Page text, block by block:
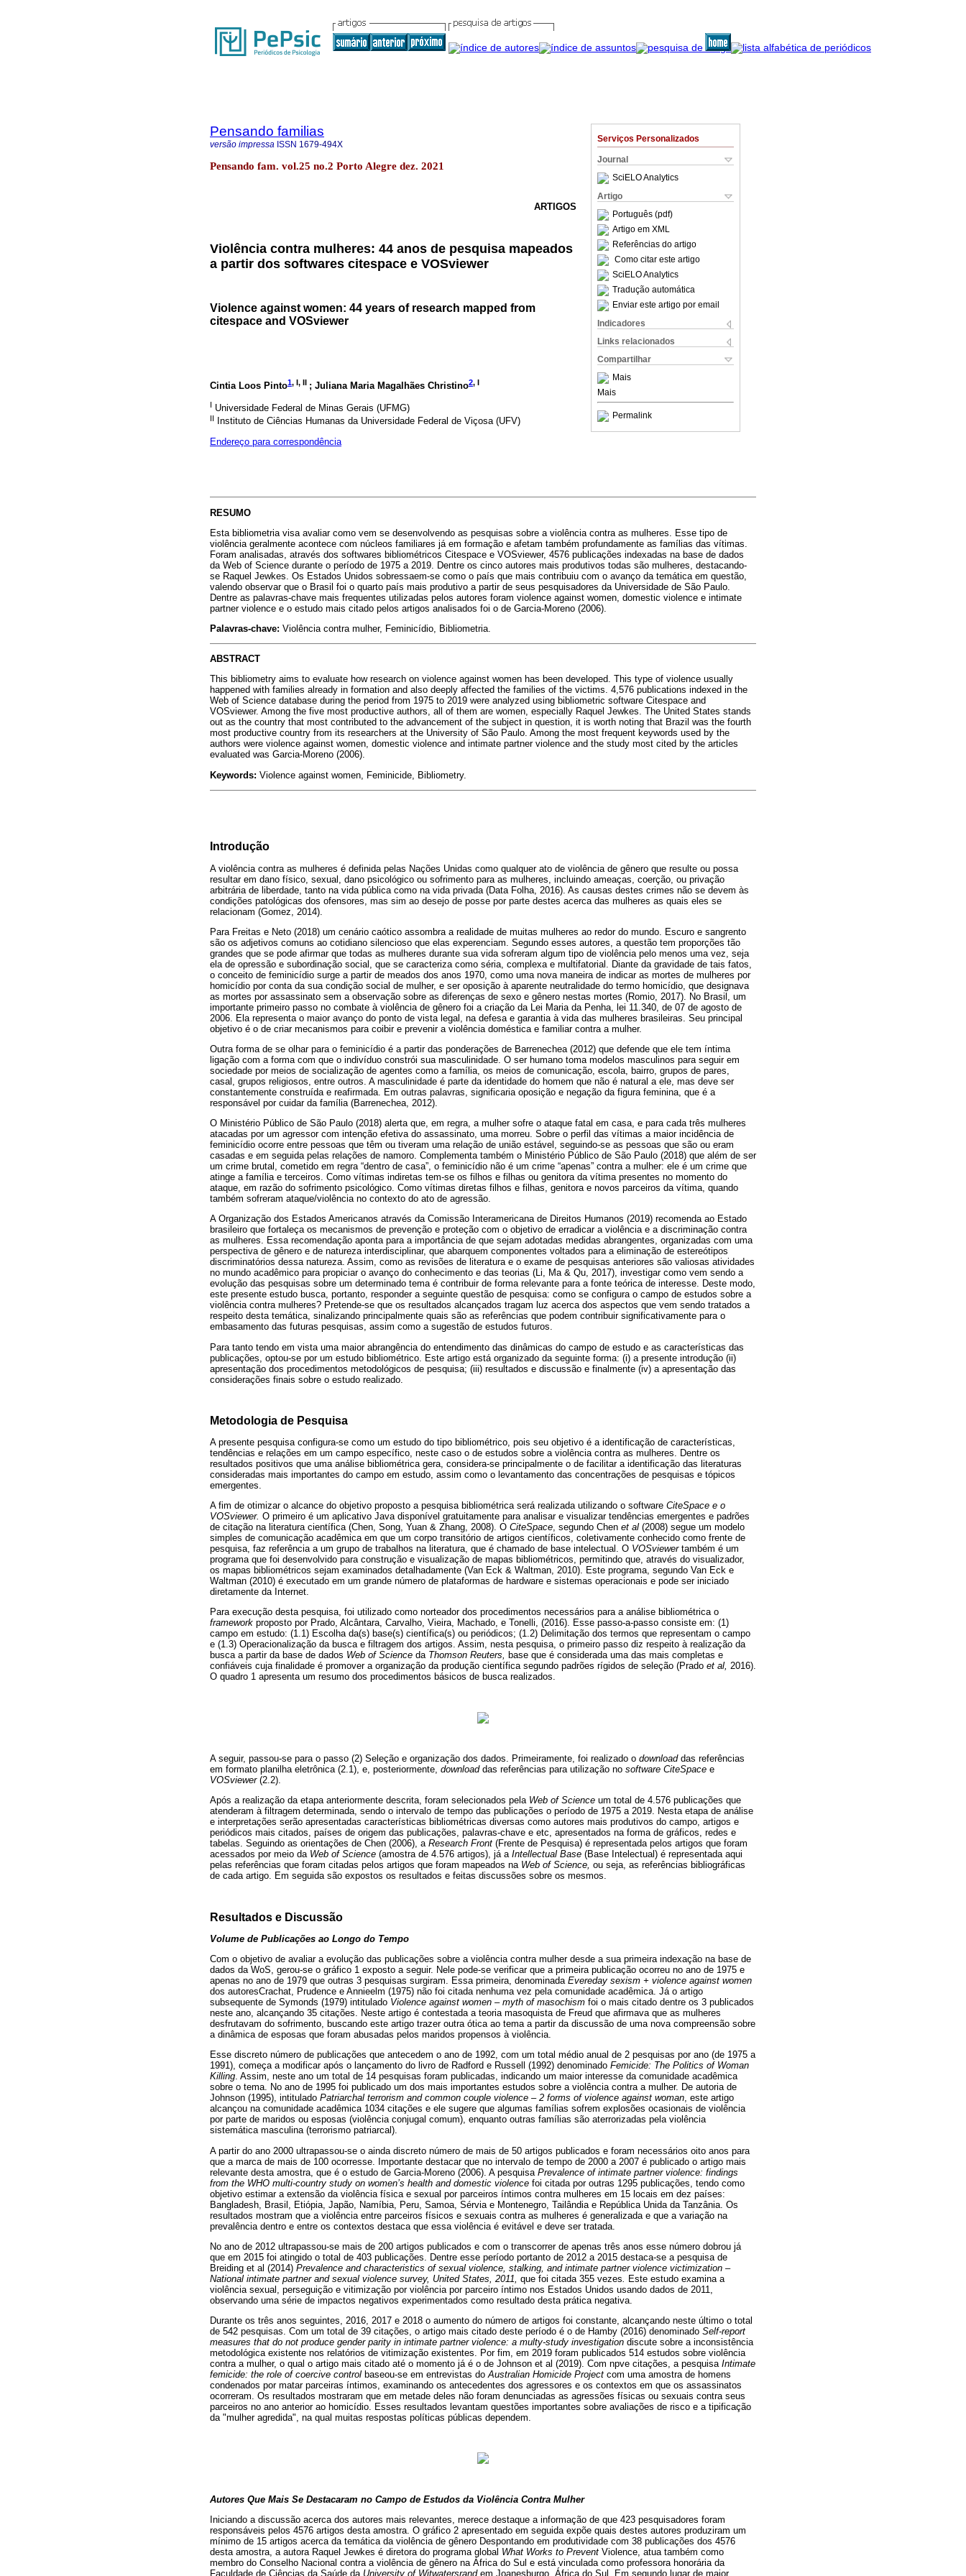
Serviços Personalizados
Journal
SciELO Analytics
Artigo
Português (pdf)
Artigo em XML
Referências do artigo
Como citar este artigo
SciELO Analytics
Tradução automática
Enviar este artigo por email
Indicadores
Links relacionados
Compartilhar
Mais
Mais
Permalink
Pensando familias
versão impressa ISSN 1679-494X
Pensando fam. vol.25 no.2 Porto Alegre dez. 2021
ARTIGOS
Violência contra mulheres: 44 anos de pesquisa mapeados
a partir dos softwares citespace e VOSviewer
Violence against women: 44 years of research mapped from
citespace and VOSviewer
Cintia Loos Pinto1, I, II ; Juliana Maria Magalhães Christino2, I
I Universidade Federal de Minas Gerais (UFMG)
II
Instituto de Ciências Humanas da Universidade Federal de Viçosa (UFV)
Endereço para correspondência
RESUMO
Esta bibliometria visa avaliar como vem se desenvolvendo as pesquisas sobre a violência contra as mulheres. Esse tipo de
violência geralmente acontece com núcleos familiares já em formação e afetam também profundamente as famílias das vítimas.
Foram analisadas, através dos softwares bibliométricos Citespace e VOSviewer, 4576 publicações indexadas na base de dados
da Web of Science durante o período de 1975 a 2019. Dentre os cinco autores mais produtivos todas são mulheres, destacando-
se Raquel Jewkes. Os Estados Unidos sobressaem-se como o país que mais contribuiu com o avanço da temática em questão,
valendo observar que o Brasil foi o quarto país mais produtivo a partir de seus pesquisadores da Universidade de São Paulo.
Dentre as palavras-chave mais frequentes utilizadas pelos autores foram violence against women, domestic violence e intimate
partner violence e o estudo mais citado pelos artigos analisados foi o de Garcia-Moreno (2006).
Palavras-chave: Violência contra mulher, Feminicídio, Bibliometria.
ABSTRACT
This bibliometry aims to evaluate how research on violence against women has been developed. This type of violence usually
happened with families already in formation and also deeply affected the families of the victims. 4,576 publications indexed in the
Web of Science database during the period from 1975 to 2019 were analyzed using bibliometric software Citespace and
VOSviewer. Among the five most productive authors, all of them are women, especially Raquel Jewkes. The United States stands
out as the country that most contributed to the advancement of the subject in question, it is worth noting that Brazil was the fourth
most productive country from its researchers at the University of São Paulo. Among the most frequent keywords used by the
authors were violence against women, domestic violence and intimate partner violence and the study most cited by the articles
evaluated was Garcia-Moreno (2006).
Keywords: Violence against women, Feminicide, Bibliometry.
Introdução
A violência contra as mulheres é definida pelas Nações Unidas como qualquer ato de violência de gênero que resulte ou possa
resultar em dano físico, sexual, dano psicológico ou sofrimento para as mulheres, incluindo ameaças, coerção, ou privação
arbitrária de liberdade, tanto na vida pública como na vida privada (Data Folha, 2016). As causas destes crimes não se devem às
condições patológicas dos ofensores, mas sim ao desejo de posse por parte destes acerca das mulheres as quais eles se
relacionam (Gomez, 2014).
Para Freitas e Neto (2018) um cenário caótico assombra a realidade de muitas mulheres ao redor do mundo. Escuro e sangrento
são os adjetivos comuns ao cotidiano silencioso que elas experenciam. Segundo esses autores, a questão tem proporções tão
grandes que se pode afirmar que todas as mulheres durante sua vida sofreram algum tipo de violência pelo menos uma vez, seja
ela de opressão e subordinação social, que se caracteriza como séria, complexa e multifatorial. Diante da gravidade de tais fatos,
o conceito de feminicídio surge a partir de meados dos anos 1970, como uma nova maneira de indicar as mortes de mulheres por
homicídio por conta da sua condição social de mulher, e ser oposição à aparente neutralidade do termo homicídio, que designava
as mortes por assassinato sem a observação sobre as diferenças de sexo e gênero nestas mortes (Romio, 2017). No Brasil, um
importante primeiro passo no combate à violência de gênero foi a criação da Lei Maria da Penha, lei 11.340, de 07 de agosto de
2006. Ela representa o maior avanço do ponto de vista legal, na defesa e garantia à vida das mulheres brasileiras. Seu principal
objetivo é o de criar mecanismos para coibir e prevenir a violência doméstica e familiar contra a mulher.
Outra forma de se olhar para o feminicídio é a partir das ponderações de Barrenechea (2012) que defende que ele tem íntima
ligação com a forma com que o indivíduo constrói sua masculinidade. O ser humano toma modelos masculinos para seguir em
sociedade por meios de socialização de agentes como a família, os meios de comunicação, escola, bairro, grupos de pares,
casal, grupos religiosos, entre outros. A masculinidade é parte da identidade do homem que não é natural a ele, mas deve ser
constantemente construída e reafirmada. Em outras palavras, significaria oposição e negação da figura feminina, que é a
responsável por cuidar da família (Barrenechea, 2012).
O Ministério Público de São Paulo (2018) alerta que, em regra, a mulher sofre o ataque fatal em casa, e para cada três mulheres
atacadas por um agressor com intenção efetiva do assassinato, uma morreu. Sobre o perfil das vítimas a maior incidência de
feminicídio ocorre entre pessoas que têm ou tiveram uma relação de união estável, seguindo-se as pessoas que são ou eram
casadas e em seguida pelas relações de namoro. Complementa também o Ministério Público de São Paulo (2018) que além de ser
um crime brutal, cometido em regra “dentro de casa”, o feminicídio não é um crime “apenas” contra a mulher: ele é um crime que
atinge a família e terceiros. Como vítimas indiretas tem-se os filhos e filhas ou genitora da vítima presentes no momento do
ataque, em razão do sofrimento psicológico. Como vítimas diretas filhos e filhas, genitora e novos parceiros da vítima, quando
também sofreram ataque/violência no contexto do ato de agressão.
A Organização dos Estados Americanos através da Comissão Interamericana de Direitos Humanos (2019) recomenda ao Estado
brasileiro que fortaleça os mecanismos de prevenção e proteção com o objetivo de erradicar a violência e a discriminação contra
as mulheres. Essa recomendação aponta para a importância de que sejam adotadas medidas abrangentes, organizadas com uma
perspectiva de gênero e de natureza interdisciplinar, que abarquem componentes voltados para a eliminação de estereótipos
discriminatórios dessa natureza. Assim, como as revisões de literatura e o exame de pesquisas anteriores são valiosas atividades
no mundo acadêmico para propiciar o avanço do conhecimento e das teorias (Li, Ma & Qu, 2017), investigar como vem sendo a
evolução das pesquisas sobre um determinado tema é contribuir de forma relevante para a fonte teórica de interesse. Deste modo,
este presente estudo busca, portanto, responder a seguinte questão de pesquisa: como se configura o campo de estudos sobre a
violência contra mulheres? Pretende-se que os resultados alcançados tragam luz acerca dos aspectos que vem sendo tratados a
respeito desta temática, sinalizando principalmente quais são as referências que podem contribuir significativamente para o
embasamento das futuras pesquisas, assim como a sugestão de estudos futuros.
Para tanto tendo em vista uma maior abrangência do entendimento das dinâmicas do campo de estudo e as características das
publicações, optou-se por um estudo bibliométrico. Este artigo está organizado da seguinte forma: (i) a presente introdução (ii)
apresentação dos procedimentos metodológicos de pesquisa; (iii) resultados e discussão e finalmente (iv) a apresentação das
considerações finais sobre o estudo realizado.
Metodologia de Pesquisa
A presente pesquisa configura-se como um estudo do tipo bibliométrico, pois seu objetivo é a identificação de características,
tendências e relações em um campo específico, neste caso o de estudos sobre a violência contra as mulheres. Dentre os
resultados positivos que uma análise bibliométrica gera, considera-se principalmente o de facilitar a identificação das literaturas
consideradas mais importantes do campo em estudo, assim como o levantamento das concentrações de pesquisas e tópicos
emergentes.
A fim de otimizar o alcance do objetivo proposto a pesquisa bibliométrica será realizada utilizando o software CiteSpace e o
VOSviewer. O primeiro é um aplicativo Java disponível gratuitamente para analisar e visualizar tendências emergentes e padrões
de citação na literatura científica (Chen, Song, Yuan & Zhang, 2008). O CiteSpace, segundo Chen et al (2008) segue um modelo
simples de comunicação acadêmica em que um corpo transitório de artigos científicos, coletivamente conhecido como frente de
pesquisa, faz referência a um grupo de trabalhos na literatura, que é chamado de base intelectual. O VOSviewertambém é um
programa que foi desenvolvido para construção e visualização de mapas bibliométricos, permitindo que, através do visualizador,
os mapas bibliométricos sejam examinados detalhadamente (Van Eck & Waltman, 2010). Este programa, segundo Van Eck e
Waltman (2010) é executado em um grande número de plataformas de hardware e sistemas operacionais e pode ser iniciado
diretamente da Internet.
Para execução desta pesquisa, foi utilizado como norteador dos procedimentos necessários para a análise bibliométrica o
framework proposto por Prado, Alcântara, Carvalho, Vieira, Machado, e Tonelli, (2016). Esse passo-a-passo consiste em: (1)
campo em estudo: (1.1) Escolha da(s) base(s) científica(s) ou periódicos; (1.2) Delimitação dos termos que representam o campo
e (1.3) Operacionalização da busca e filtragem dos artigos. Assim, nesta pesquisa, o primeiro passo diz respeito à realização da
busca a partir da base de dados Web of Science da Thomson Reuters, base que é considerada uma das mais completas e
confiáveis cuja finalidade é promover a organização da produção científica segundo padrões rígidos de seleção (Prado et al, 2016).
O quadro 1 apresenta um resumo dos procedimentos básicos de busca realizados.
A seguir, passou-se para o passo (2) Seleção e organização dos dados. Primeiramente, foi realizado o download das referências
em formato planilha eletrônica (2.1), e, posteriormente, download das referências para utilização no software CiteSpace e
VOSviewer(2.2).
Após a realização da etapa anteriormente descrita, foram selecionados pela Web of Science um total de 4.576 publicações que
atenderam à filtragem determinada, sendo o intervalo de tempo das publicações o período de 1975 a 2019. Nesta etapa de análise
e interpretações serão apresentadas características bibliométricas diversas como autores mais produtivos do campo, artigos e
periódicos mais citados, países de origem das publicações, palavras-chave e etc, apresentados na forma de gráficos, redes e
tabelas. Seguindo as orientações de Chen (2006), a Research Front (Frente de Pesquisa) é representada pelos artigos que foram
acessados por meio da Web of Science (amostra de 4.576 artigos), já a Intellectual Base (Base Intelectual) é representada aqui
pelas referências que foram citadas pelos artigos que foram mapeados na Web of Science, ou seja, as referências bibliográficas
de cada artigo. Em seguida são expostos os resultados e feitas discussões sobre os mesmos.
Resultados e Discussão
Volume de Publicações ao Longo do Tempo
Com o objetivo de avaliar a evolução das publicações sobre a violência contra mulher desde a sua primeira indexação na base de
dados da WoS, gerou-se o gráfico 1 exposto a seguir. Nele pode-se verificar que a primeira publicação ocorreu no ano de 1975 e
apenas no ano de 1979 que outras 3 pesquisas surgiram. Essa primeira, denominada Evereday sexism + violence against women
dos autoresCrachat, Prudence e Annieelm (1975) não foi citada nenhuma vez pela comunidade acadêmica. Já o artigo
subsequente de Symonds (1979) intitulado Violence against women – myth of masochism foi o mais citado dentre os 3 publicados
neste ano, alcançando 35 citações. Neste artigo é contestada a teoria masoquista de Freud que afirmava que as mulheres
desfrutavam do sofrimento, buscando este artigo trazer outra ótica ao tema a partir da discussão de uma nova compreensão sobre
a dinâmica de esposas que foram abusadas pelos maridos propensos à violência.
Esse discreto número de publicações que antecedem o ano de 1992, com um total médio anual de 2 pesquisas por ano (de 1975 a
1991), começa a modificar após o lançamento do livro de Radford e Russell (1992) denominado Femicide: The Politics of Woman
Killing. Assim, neste ano um total de 14 pesquisas foram publicadas, indicando um maior interesse da comunidade acadêmica
sobre o tema. No ano de 1995 foi publicado um dos mais importantes estudos sobre a violência contra a mulher. De autoria de
Johnson (1995), intitulado Patriarchal terrorism and common couple violence – 2 forms of violence against woman, este artigo
alcançou na comunidade acadêmica 1034 citações e ele sugere que algumas famílias sofrem explosões ocasionais de violência
por parte de maridos ou esposas (violência conjugal comum), enquanto outras famílias são aterrorizadas pela violência
sistemática masculina (terrorismo patriarcal).
A partir do ano 2000 ultrapassou-se o ainda discreto número de mais de 50 artigos publicados e foram necessários oito anos para
que a marca de mais de 100 ocorresse. Importante destacar que no intervalo de tempo de 2000 a 2007 é publicado o artigo mais
relevante desta amostra, que é o estudo de Garcia-Moreno (2006). A pesquisa Prevalence of intimate partner violence: findings
from the WHO multi-country study on women’s health and domestic violence foi citada por outras 1295 publicações, tendo como
objetivo estimar a extensão da violência física e sexual por parceiros íntimos contra mulheres em 15 locais em dez países:
Bangladesh, Brasil, Etiópia, Japão, Namíbia, Peru, Samoa, Sérvia e Montenegro, Tailândia e República Unida da Tanzânia. Os
resultados mostram que a violência entre parceiros físicos e sexuais contra as mulheres é generalizada e que a variação na
prevalência dentro e entre os contextos destaca que essa violência é evitável e deve ser tratada.
No ano de 2012 ultrapassou-se mais de 200 artigos publicados e com o transcorrer de apenas três anos esse número dobrou já
que em 2015 foi atingido o total de 403 publicações. Dentre esse período portanto de 2012 a 2015 destaca-se a pesquisa de
Breiding et al (2014) Prevalence and characteristics of sexual violence, stalking, and intimate partner violence victimization –
National intimate partner and sexual violence survey, United States, 2011, que foi citada 355 vezes
Este estudo examina a
violência sexual, perseguição e vitimização por violência por parceiro íntimo nos Estados Unidos usando dados de 2011,
observando uma série de impactos negativos experimentados como resultado desta prática negativa.
Durante os três anos seguintes, 2016, 2017 e 2018 o aumento do número de artigos foi constante, alcançando neste último o total
de 542 pesquisas. Com um total de 39 citações, o artigo mais citado deste período é o de Hamby (2016) denominado Self-report
measures that do not produce gender parity in intimate partner violence: a multy-study investigation discute sobre a inconsistência
metodológica existente nos relatórios de vitimização existentes. Por fim, em 2019 foram publicados 514 estudos sobre violência
contra a mulher, o qual o artigo mais citado até o momento já é o de Johnson et al (2019). Com npve citações, a pesquisa Intimate
femicide: the role of coercive control baseou-se em entrevistas do Australian Homicide Project com uma amostra de homens
condenados por matar parceiras íntimos, examinando os antecedentes dos agressores e os contextos em que os assassinatos
ocorreram. Os resultados mostraram que em metade deles não foram denunciadas as agressões físicas ou sexuais contra seus
parceiros no ano anterior ao homicídio. Esses resultados levantam questões importantes sobre avaliações de risco e a tipificação
da "mulher agredida", na qual muitas respostas políticas públicas dependem.
Autores Que Mais Se Destacaram no Campo de Estudos da Violência Contra Mulher
Iniciando a discussão acerca dos autores mais relevantes, merece destaque a informação de que 423 pesquisadores foram
responsáveis pelos 4576 artigos desta amostra. O gráfico 2 apresentado em seguida expõe quais destes autores produziram um
mínimo de 15 artigos acerca da temática da violência de gênero Despontando em produtividade com 38 publicações dos 4576
desta amostra, a autora Raquel Jewkes é diretora do programa global What Works to Prevent Violence, atua também como
membro do Conselho Nacional contra a violência de gênero na África do Sul e está vinculada como professora honorária da
Faculdade de Ciências da Saúde da University of Witwatersrand em Joanesburgo, África do Sul. Em segundo lugar de maior